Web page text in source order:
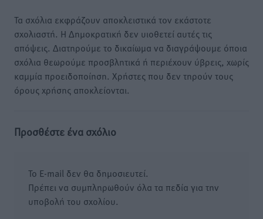
Τα σχόλια εκφράζουν αποκλειστικά τον εκάστοτε
σχολιαστή. Η Δημοκρατική δεν υιοθετεί αυτές τις
απόψεις. Διατηρούμε το δικαίωμα να διαγράψουμε όποια
σχόλια θεωρούμε προσβλητικά ή περιέχουν ύβρεις, χωρίς
καμμία προειδοποίηση. Χρήστες που δεν τηρούν τους
όρους χρήσης αποκλείονται.
Προσθέστε ένα σχόλιο
Το E-mail δεν θα δημοσιευτεί.
Πρέπει να συμπληρωθούν όλα τα πεδία για την
υποβολή του σχολίου.